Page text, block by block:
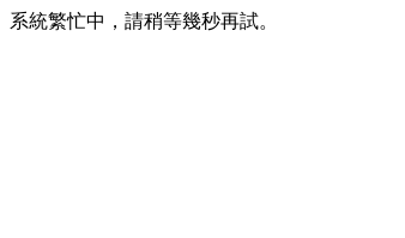
系統繁忙中，請稍等幾秒再試。